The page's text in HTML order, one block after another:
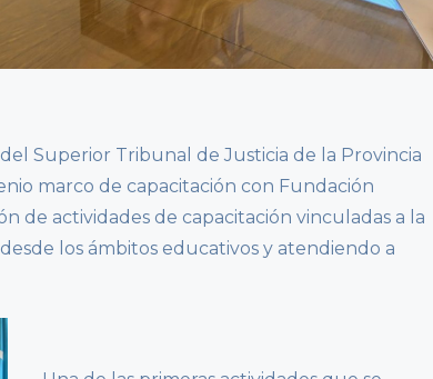
del Superior Tribunal de Justicia de la Provincia
marco de capacitación con Fundación
de actividades de capacitación vinculadas a la
los ámbitos educativos y atendiendo a